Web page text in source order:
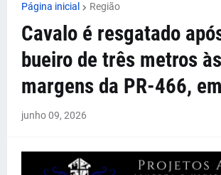
Página inicial Região
Cavalo é resgatado
bueiro de três metros às
margens da PR-466,
junho 09, 2026